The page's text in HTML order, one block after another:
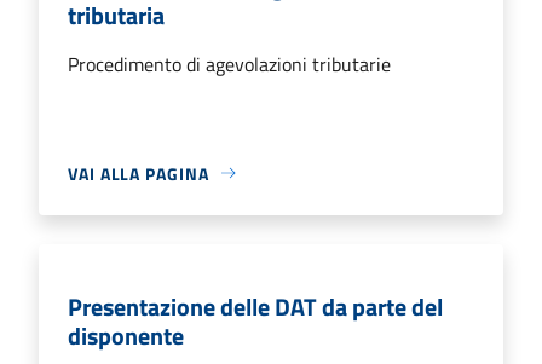
tributaria
Procedimento di agevolazioni tributarie
VAI ALLA PAGINA
Presentazione delle DAT da parte del
disponente